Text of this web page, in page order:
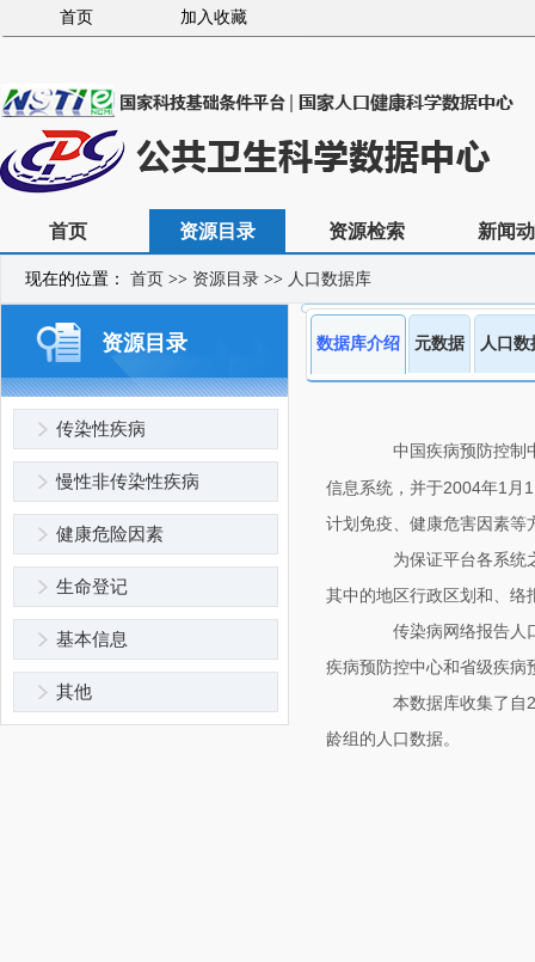
首页 加入收藏
首页 资源目录 资源检索 新闻
现在的位置： 首页 >> 资源目录 >> 人口数据库
资源目录
传染性疾病
慢性非传染性疾病
健康危险因素
生命登记
基本信息
其他
数据库介绍 元数据 人口
中国疾病预防控制
信息系统，并于2004年1月
计划免疫、健康危害因素等
为保证平台各系统之
其中的地区行政区划和、络
传染病网络报告人口
疾病预防控中心和省级疾病
本数据库收集了自
龄组的人口数据。